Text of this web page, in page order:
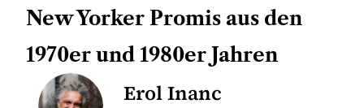
New Yorker Promis aus den
1970er und 1980er Jahren
Erol Inanc